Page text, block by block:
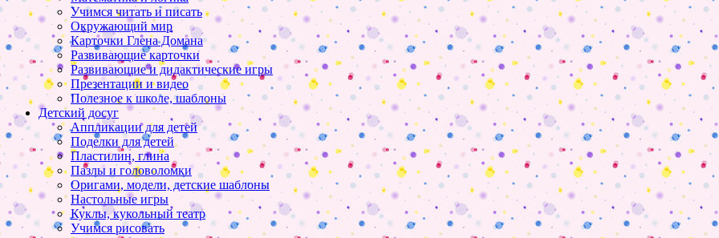
Учимся читать и писать
Окружающий мир
Карточки Глена Домана
Развивающие карточки
Развивающие и дидактические игры
Презентации и видео
Полезное к школе, шаблоны
Детский досуг
Аппликации для детей
Поделки для детей
Пластилин, глина
Пазлы и головоломки
Оригами, модели, детские шаблоны
Настольные игры
Куклы, кукольный театр
Учимся рисовать